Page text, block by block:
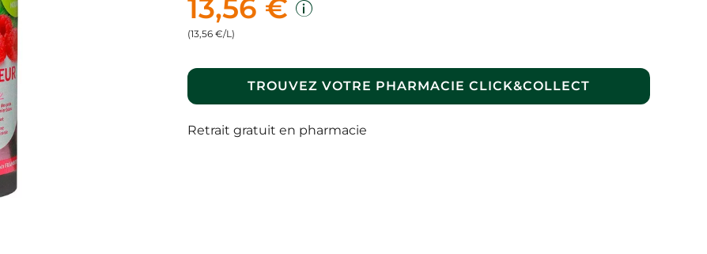
13,56 €
(13,56 €/L)
TROUVEZ VOTRE PHARMACIE CLICK&COLLECT
Retrait gratuit en pharmacie